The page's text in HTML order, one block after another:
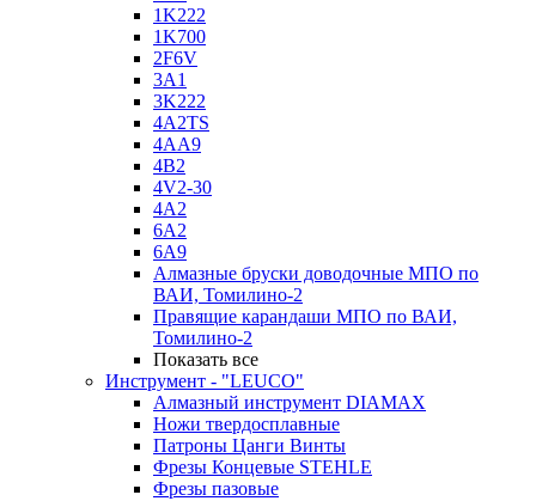
1K222
1K700
2F6V
3A1
3K222
4A2TS
4AA9
4B2
4V2-30
4А2
6A2
6A9
Алмазные бруски доводочные МПО по
ВАИ, Томилино-2
Правящие карандаши МПО по ВАИ,
Томилино-2
Показать все
Инструмент - "LEUCO"
Алмазный инструмент DIAMAX
Ножи твердосплавные
Патроны Цанги Винты
Фрезы Концевые STEHLE
Фрезы пазовые